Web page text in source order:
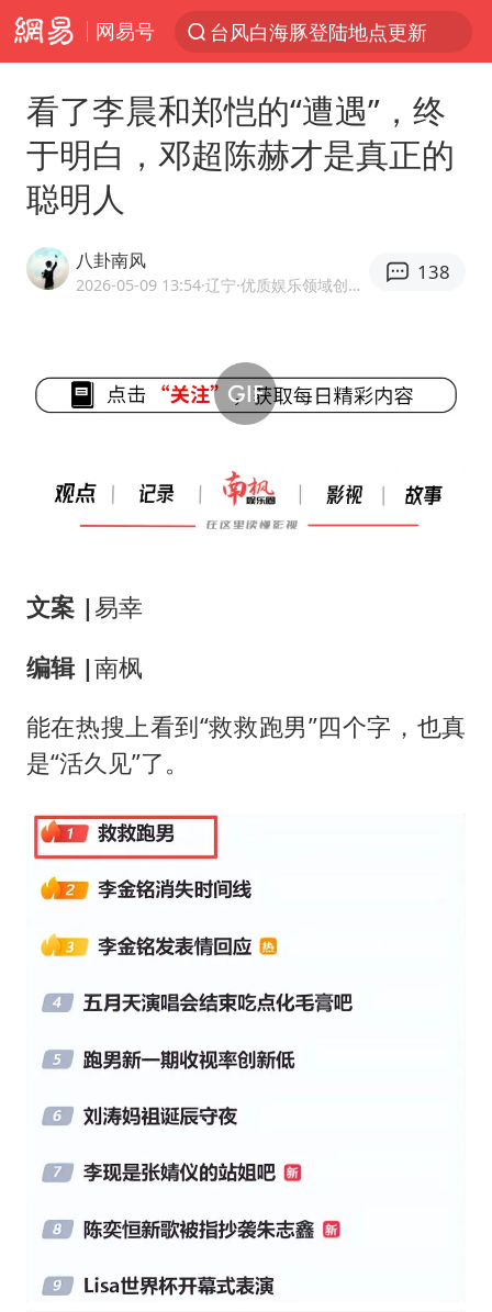
网易号
中方回应是否在太平洋海底开采稀土
U17国足1分钟轰2球
宇树科技王兴兴身家有望超200亿元
奋进开新局 实干挑大梁
看了李晨和郑恺的“遭遇”，终
于明白，邓超陈赫才是真正的
聪明人
八卦南风
2026-05-09 13:54·辽宁 ·优质娱乐领域创作者
138
文案 | 易幸
编辑 |南枫
能在热搜上看到“救救跑男”四个字，也真
是“活久见”了。